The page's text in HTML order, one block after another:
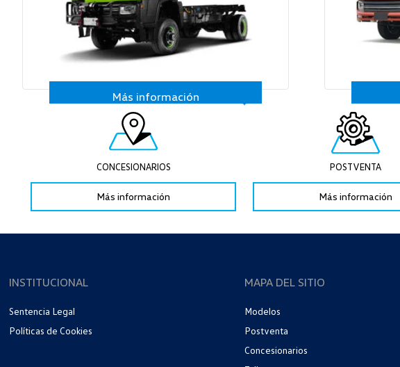
Más información
CONCESIONARIOS
Más información
POSTVENTA
Más información
INSTITUCIONAL
Sentencia Legal
Políticas de Cookies
MAPA DEL SITIO
Modelos
Postventa
Concesionarios